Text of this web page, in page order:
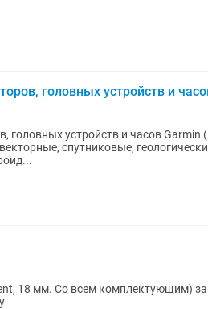
головных устройств и
головных устройств и часов Garmin
спутниковые,
18 мм. Со всем комплектующим)